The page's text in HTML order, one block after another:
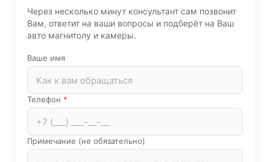
Через несколько минут консультант сам позвонит
Вам, ответит на ваши вопросы и подберёт на Ваш
авто магнитолу и камеры.
Ваше имя
Телефон *
Примечание (не обязательно)